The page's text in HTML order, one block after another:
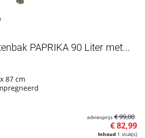
PAPRIKA 90 Liter met...
87 cm
Inhoud 1 stuk(s)
€ 82,99
adviesprijs € 99,00